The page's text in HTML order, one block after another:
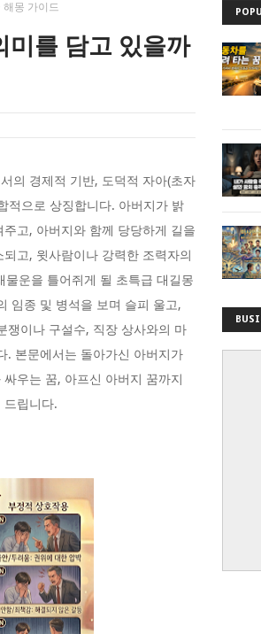
해몽 가이드
미를 담고 있을까
의 경제적 기반, 도덕적 자아(초자
적으로 상징합니다. 아버지가 밝
고, 아버지와 함께 당당하게 길을
고, 윗사람이나 강력한 조력자의
운을 틀어쥐게 될 초특급 대길몽
임종 및 병석을 보며 슬피 울고,
쟁이나 구설수, 직장 상사와의 마
. 본문에서는 돌아가신 아버지가
우는 꿈, 아프신 아버지 꿈까지
드립니다.